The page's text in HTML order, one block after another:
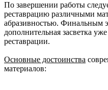
По завершении работы
реставрацию различными
абразивностью. Финальным
дополнительная засветка
реставрации.
Основные достоинства
материалов: